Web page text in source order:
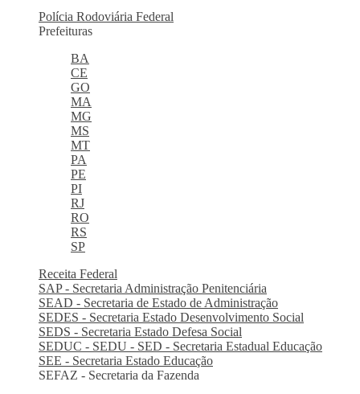
Polícia Rodoviária Federal
Prefeituras
BA
CE
GO
MA
MG
MS
MT
PA
PE
PI
RJ
RO
RS
SP
Receita Federal
SAP - Secretaria Administração Penitenciária
SEAD - Secretaria de Estado de Administração
SEDES - Secretaria Estado Desenvolvimento Social
SEDS - Secretaria Estado Defesa Social
SEDUC - SEDU - SED - Secretaria Estadual Educação
SEE - Secretaria Estado Educação
SEFAZ - Secretaria da Fazenda